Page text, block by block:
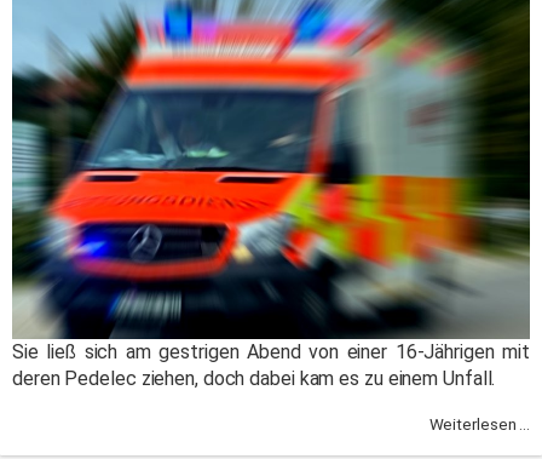
Sie ließ sich am gestrigen Abend von einer 16-Jährigen mit
deren Pedelec ziehen, doch dabei kam es zu einem Unfall.
Weiterlesen ...